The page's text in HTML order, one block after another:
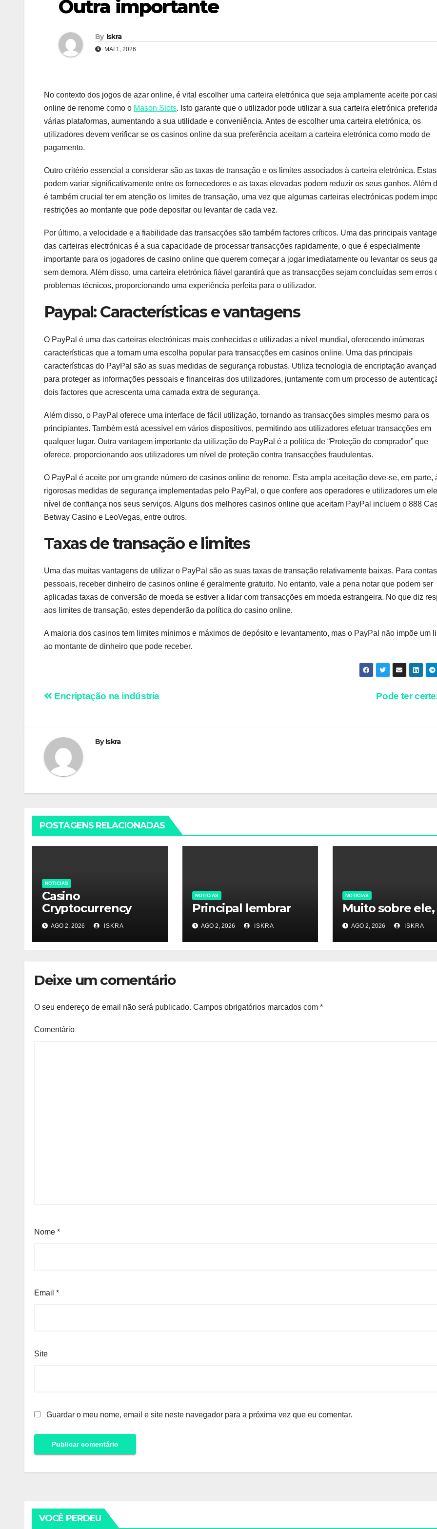
Outra importante
By Iskra
MAI 1, 2026
No contexto dos jogos de azar online, é vital escolher uma carteira eletrónica que seja amplamente aceite por
online de renome como o Mason Slots. Isto garante que o utilizador pode utilizar a sua carteira eletrónica
várias plataformas, aumentando a sua utilidade e conveniência. Antes de escolher uma carteira eletrónica, os
utilizadores devem verificar se os casinos online da sua preferência aceitam a carteira eletrónica como modo de
pagamento.
Outro critério essencial a considerar são as taxas de transação e os limites associados à carteira eletrónica. Estas
podem variar significativamente entre os fornecedores e as taxas elevadas podem reduzir os seus ganhos. Além
é também crucial ter em atenção os limites de transação, uma vez que algumas carteiras electrónicas podem
restrições ao montante que pode depositar ou levantar de cada vez.
Por último, a velocidade e a fiabilidade das transacções são também factores críticos. Uma das principais
das carteiras electrónicas é a sua capacidade de processar transacções rapidamente, o que é especialmente
importante para os jogadores de casino online que querem começar a jogar imediatamente ou levantar os seus
sem demora. Além disso, uma carteira eletrónica fiável garantirá que as transacções sejam concluídas sem erros
problemas técnicos, proporcionando uma experiência perfeita para o utilizador.
Paypal: Características e vantagens
O PayPal é uma das carteiras electrónicas mais conhecidas e utilizadas a nível mundial, oferecendo inúmeras
características que a tornam uma escolha popular para transacções em casinos online. Uma das principais
características do PayPal são as suas medidas de segurança robustas. Utiliza tecnologia de encriptação
para proteger as informações pessoais e financeiras dos utilizadores, juntamente com um processo de
dois factores que acrescenta uma camada extra de segurança.
Além disso, o PayPal oferece uma interface de fácil utilização, tornando as transacções simples mesmo para os
principiantes. Também está acessível em vários dispositivos, permitindo aos utilizadores efetuar transacções em
qualquer lugar. Outra vantagem importante da utilização do PayPal é a política de “Proteção do comprador” que
oferece, proporcionando aos utilizadores um nível de proteção contra transacções fraudulentas.
O PayPal é aceite por um grande número de casinos online de renome. Esta ampla aceitação deve-se, em parte,
rigorosas medidas de segurança implementadas pelo PayPal, o que confere aos operadores e utilizadores um
nível de confiança nos seus serviços. Alguns dos melhores casinos online que aceitam PayPal incluem o 888
Betway Casino e LeoVegas, entre outros.
Taxas de transação e limites
Uma das muitas vantagens de utilizar o PayPal são as suas taxas de transação relativamente baixas. Para contas
pessoais, receber dinheiro de casinos online é geralmente gratuito. No entanto, vale a pena notar que podem ser
aplicadas taxas de conversão de moeda se estiver a lidar com transacções em moeda estrangeira. No que diz
aos limites de transação, estes dependerão da política do casino online.
A maioria dos casinos tem limites mínimos e máximos de depósito e levantamento, mas o PayPal não impõe um
ao montante de dinheiro que pode receber.
Navegação
artigos
Pode ter
Encriptação na indústria
ByIskra
POSTAGENS RELACIONADAS
NOTICIAS
Casino
Cryptocurrency
AGO 2, 2026 ISKRA
NOTICIAS
Principal lembrar
AGO 2, 2026 ISKRA
NOTICIAS
Muito sobre ele,
AGO 2, 2026 ISKRA
Deixe um comentário
O seu endereço de email não será publicado. Campos obrigatórios marcados com *
Comentário
Nome *
Email *
Site
Guardar o meu nome, email e site neste navegador para a próxima vez que eu comentar.
VOCÊ PERDEU